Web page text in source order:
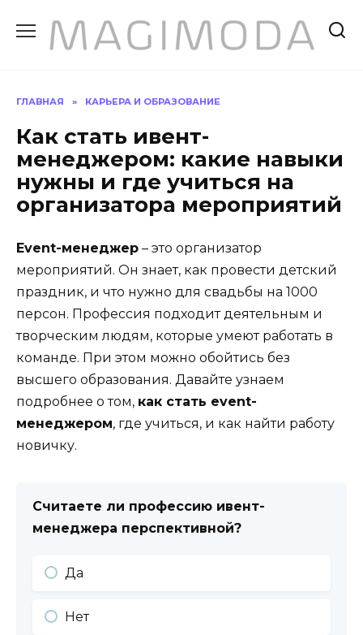
содержанию
ГЛАВНАЯ » КАРЬЕРА И ОБРАЗОВАНИЕ
Как стать ивент-
менеджером: какие навыки
нужны и где учиться на
организатора мероприятий
Event-менеджер – это организатор
мероприятий. Он знает, как провести детский
праздник, и что нужно для свадьбы на 1000
персон. Профессия подходит деятельным и
творческим людям, которые умеют работать в
команде. При этом можно обойтись без
высшего образования. Давайте узнаем
подробнее о том, как стать event-
менеджером, где учиться, и как найти работу
новичку.
Считаете ли профессию ивент-
менеджера перспективной?
Да
Нет